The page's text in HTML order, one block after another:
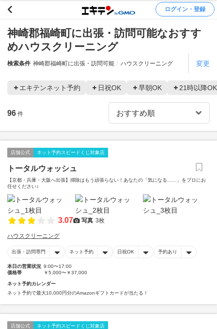
ログイン・登録
神崎郡福崎町に出張・訪問可能なおすす
めハウスクリーニング
検索条件 神崎郡福崎町に出張・訪問可能 ハウスクリーニング 変更
エキテンネット予約 日祝OK 早朝OK 21時以降OK
96 件
店舗公式 ネット予約スピードくじ対象店
トータルウォッシュ
【京都・兵庫・大阪へ出張】掃除はもう頑張らない！あなたの「気になる……」をプロにお
任せください♪
3.07 写真 3枚
ハウスクリーニング
出張・訪問専門 ネット予約 日祝OK 予約あり
本日の営業状況 9:00〜17:00
価格帯
￥5,000〜￥37,000
ネット予約カレンダー
ネット予約で最大10,000円分のAmazonギフトカードが当たる！
店舗公式 ネット予約スピードくじ対象店